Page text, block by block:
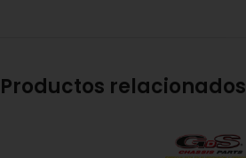
Productos relacionados